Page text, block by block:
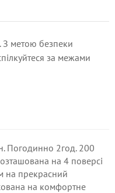
З метою безпеки
за межами
Погодинно 2год. 200
на 4 поверсі
на прекрасний
на комфортне